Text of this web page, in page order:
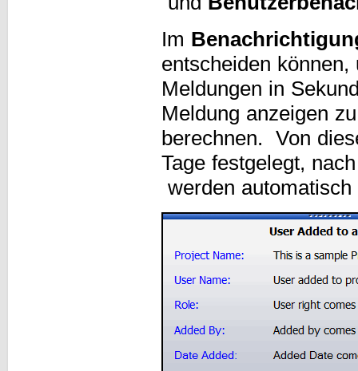
Im
entscheiden
Meldungen in
Meldung anzeigen
berechnen. Von
Tage festgelegt,
werden automatisch